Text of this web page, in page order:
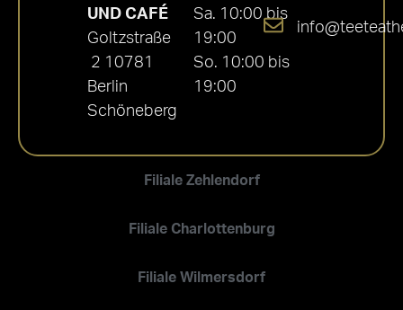
Filiale Zehlendorf
Filiale Charlottenburg
Filiale Wilmersdorf
UND CAFÉ
Goltzstraße
2 10781
Berlin
Schöneberg
Sa. 10:00 bis
19:00
So. 10:00 bis
19:00